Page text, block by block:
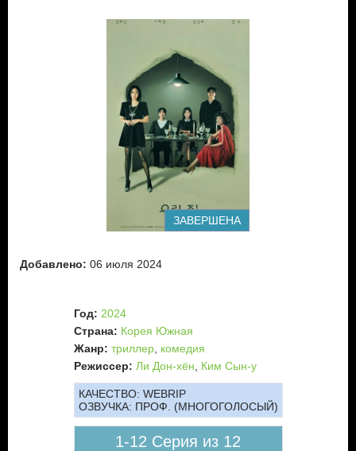
ЗАВЕРШЕНА
Добавлено: 06 июля 2024
Год: 2024
Страна: Корея Южная
Жанр: триллер, комедия
Режиссер: Ли Дон-хён Ким Сын-у
КАЧЕСТВО: WEBRIP
ОЗВУЧКА: ПРОФ. (МНОГОГОЛОСЫЙ)
1-12 Серия из 12